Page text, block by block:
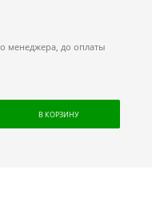
менеджера, до оплаты
В КОРЗИНУ